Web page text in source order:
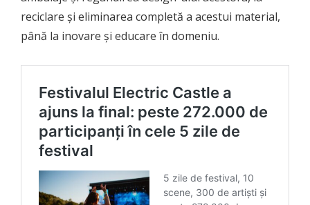
reciclare și eliminarea completă a acestui material,
până la inovare și educare în domeniu.